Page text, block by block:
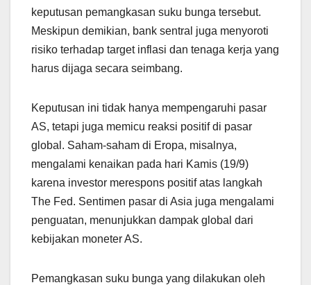
keputusan pemangkasan suku bunga tersebut.
Meskipun demikian, bank sentral juga menyoroti
risiko terhadap target inflasi dan tenaga kerja yang
harus dijaga secara seimbang.
Keputusan ini tidak hanya mempengaruhi pasar
AS, tetapi juga memicu reaksi positif di pasar
global. Saham-saham di Eropa, misalnya,
mengalami kenaikan pada hari Kamis (19/9)
karena investor merespons positif atas langkah
The Fed. Sentimen pasar di Asia juga mengalami
penguatan, menunjukkan dampak global dari
kebijakan moneter AS.
Pemangkasan suku bunga yang dilakukan oleh